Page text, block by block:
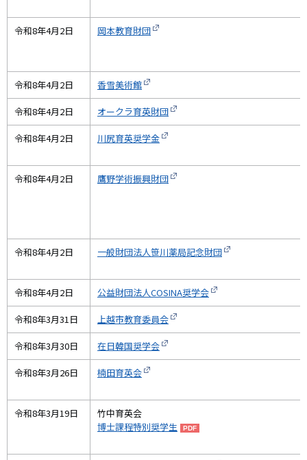
令和8年4月2日 岡本教育財団
令和8年4月2日 香雪美術館
令和8年4月2日 オークラ育英財団
令和8年4月2日 川尻育英奨学金
令和8年4月2日 鷹野学術振興財団
令和8年4月2日 一般財団法人笹川薬局記念財団
令和8年4月2日 公益財団法人COSINA奨学会
令和8年3月31日 上越市教育委員会
令和8年3月30日 在日韓国奨学会
令和8年3月26日 楠田育英会
令和8年3月19日
竹中育英会
博士課程特別奨学生